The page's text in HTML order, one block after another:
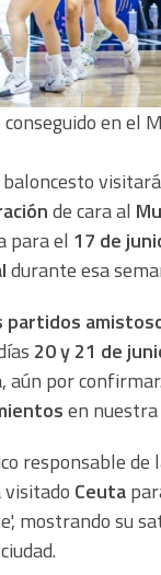
en el
de cara al
para el 17 de
durante esa
partidos
20 y 21 de
por
en nuestra
responsable de
visitado Ceuta
mostrando su